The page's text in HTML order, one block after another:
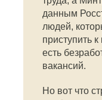
данным
людей,
приступить
есть
вакансий.
Но вот что